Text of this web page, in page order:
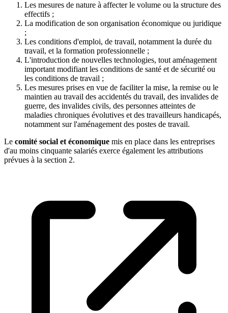
Les mesures de nature à affecter le volume ou la structure des
effectifs ;
La modification de son organisation économique ou juridique
;
Les conditions d'emploi, de travail, notamment la durée du
travail, et la formation professionnelle ;
L'introduction de nouvelles technologies, tout aménagement
important modifiant les conditions de santé et de sécurité ou
les conditions de travail ;
Les mesures prises en vue de faciliter la mise, la remise ou le
maintien au travail des accidentés du travail, des invalides de
guerre, des invalides civils, des personnes atteintes de
maladies chroniques évolutives et des travailleurs handicapés,
notamment sur l'aménagement des postes de travail.
Le comité social et économique mis en place dans les entreprises
d'au moins cinquante salariés exerce également les attributions
prévues à la section 2.